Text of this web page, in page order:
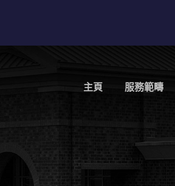
主頁 服務範疇